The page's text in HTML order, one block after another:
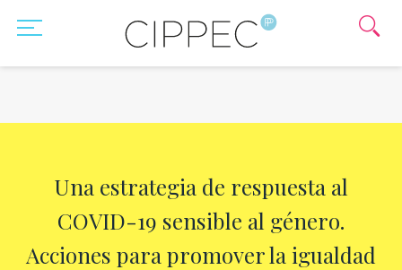
Una estrategia de respuesta al
COVID-19 sensible al género.
Acciones para promover la igualdad